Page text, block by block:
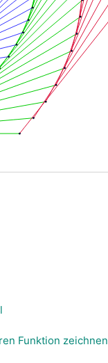
Funktion zeichnen